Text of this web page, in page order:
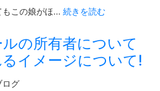
この娘がほ... 続きを読む
の所有者について
イメージについて!
グ